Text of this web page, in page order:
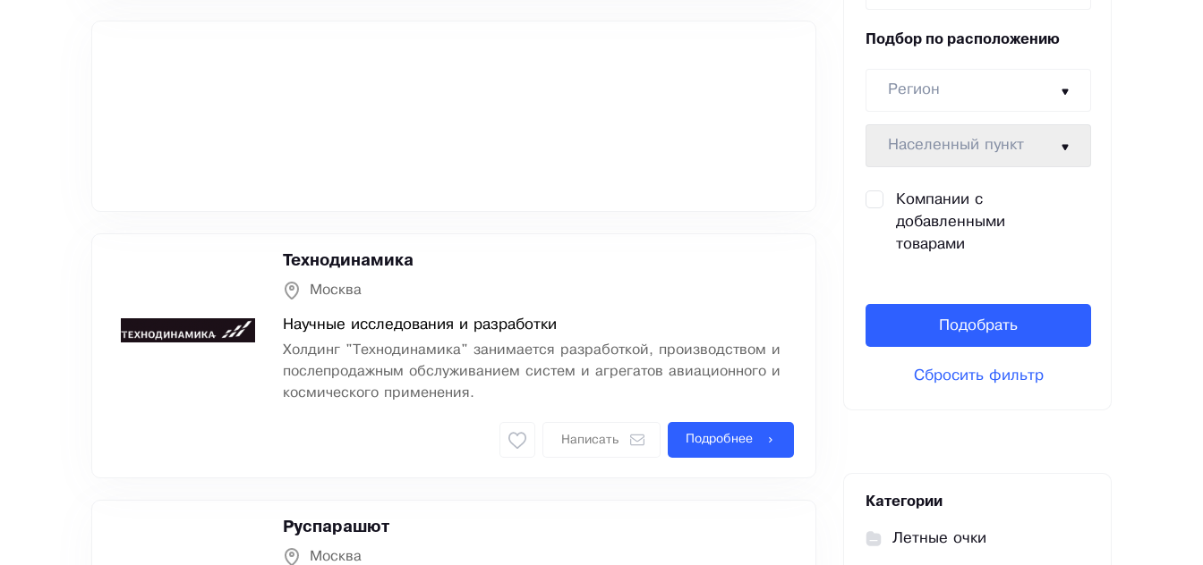
Технодинамика
Москва
Научные исследования и разработки
Холдинг "Технодинамика" занимается разработкой, производством и
послепродажным обслуживанием систем и агрегатов авиационного и
космического применения.
Написать Подробнее
Руспарашют
Москва
Подбор по расположению
Регион
Населенный пункт
Компании с
добавленными
товарами
Подобрать
Сбросить фильтр
Категории
Летные очки